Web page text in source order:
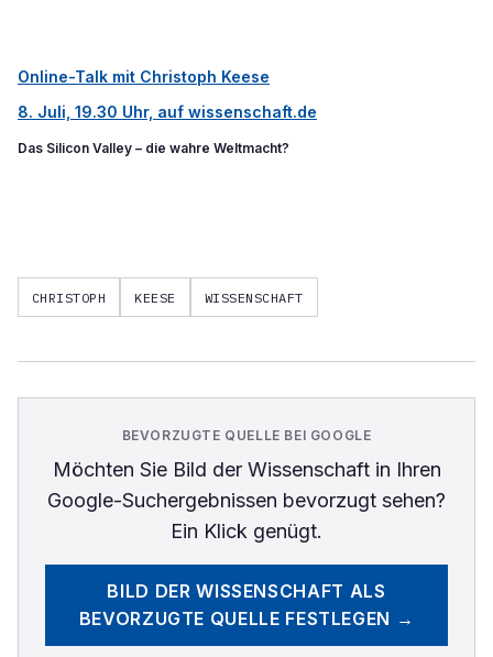
Online-Talk mit Christoph Keese
8. Juli, 19.30 Uhr, auf wissenschaft.de
Das Silicon Valley – die wahre Weltmacht?
CHRISTOPH KEESE WISSENSCHAFT
BEVORZUGTE QUELLE BEI GOOGLE
Möchten Sie Bild der Wissenschaftin Ihren
Google-Suchergebnissen bevorzugt sehen?
Ein Klick genügt.
BILD DER WISSENSCHAFT ALS
BEVORZUGTE QUELLE FESTLEGEN →